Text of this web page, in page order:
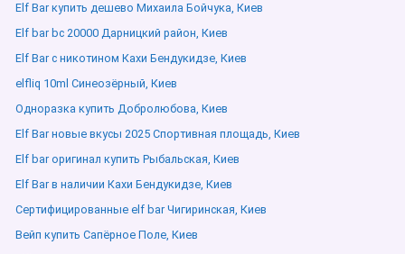
Elf Bar купить дешево Михаила Бойчука, Киев
Elf bar bc 20000 Дарницкий район, Киев
Elf Bar с никотином Кахи Бендукидзе, Киев
elfliq 10ml Синеозёрный, Киев
Одноразка купить Добролюбова, Киев
Elf Bar новые вкусы 2025 Спортивная площадь, Киев
Elf bar оригинал купить Рыбальская, Киев
Elf Bar в наличии Кахи Бендукидзе, Киев
Сертифицированные elf bar Чигиринская, Киев
Вейп купить Сапёрное Поле, Киев